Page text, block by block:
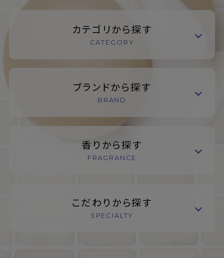
カテゴリから探す
CATEGORY
ブランドから探す
BRAND
香りから探す
FRAGRANCE
こだわりから探す
SPECIALTY